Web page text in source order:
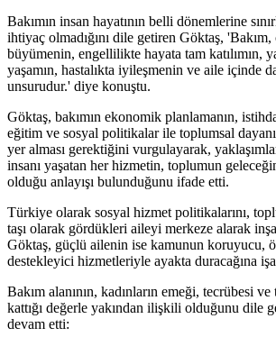
Bakımın insan hayatının belli dönemlerine
ihtiyaç olmadığını dile getiren Göktaş,
büyümenin, engellilikte hayata tam katılımın,
yaşamın, hastalıkta iyileşmenin ve aile içinde
unsurudur.' diye konuştu.
Göktaş, bakımın ekonomik planlamanın,
eğitim ve sosyal politikalar ile toplumsal
yer alması gerektiğini vurgulayarak,
insanı yaşatan her hizmetin, toplumun
olduğu anlayışı bulunduğunu ifade etti.
Türkiye olarak sosyal hizmet politikalarını,
taşı olarak gördükleri aileyi merkeze alarak
Göktaş, güçlü ailenin ise kamunun koruyucu,
destekleyici hizmetleriyle ayakta duracağına
Bakım alanının, kadınların emeği, tecrübesi
kattığı değerle yakından ilişkili olduğunu dile
devam etti: